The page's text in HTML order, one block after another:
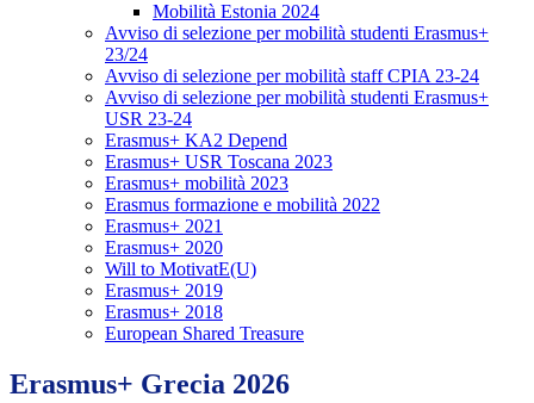
Mobilità Estonia 2024
Avviso di selezione per mobilità studenti Erasmus+
23/24
Avviso di selezione per mobilità staff CPIA 23-24
Avviso di selezione per mobilità studenti Erasmus+
USR 23-24
Erasmus+ KA2 Depend
Erasmus+ USR Toscana 2023
Erasmus+ mobilità 2023
Erasmus formazione e mobilità 2022
Erasmus+ 2021
Erasmus+ 2020
Will to MotivatE(U)
Erasmus+ 2019
Erasmus+ 2018
European Shared Treasure
Erasmus+ Grecia 2026